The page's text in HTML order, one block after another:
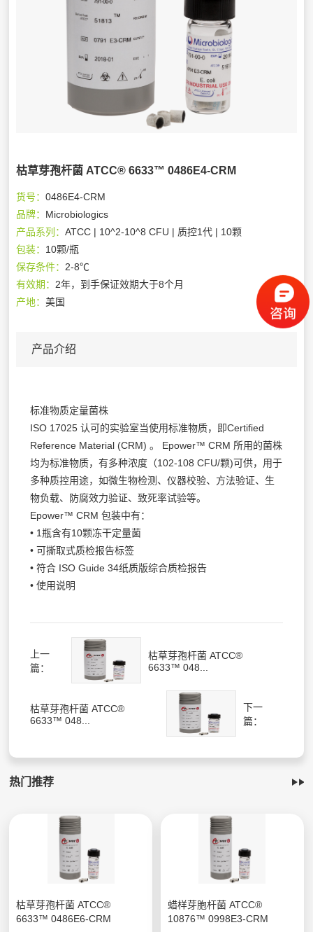
枯草芽孢杆菌 ATCC® 6633™ 0486E4-CRM
货号：0486E4-CRM
品牌： Microbiologics
产品系列：ATCC | 10^2-10^8 CFU | 质控1代 | 10颗
包装： 10颗/瓶
保存条件： 2-8℃
有效期： 2年，到手保证效期大于8个月
产地：美国
产品介绍
标准物质定量菌株
ISO 17025 认可的实验室当使用标准物质，即Certified
Reference Material (CRM) 。 Epower™ CRM 所用的菌株
均为标准物质，有多种浓度（102-108 CFU/颗)可供，用于
多种质控用途，如微生物检测、仪器校验、方法验证、生
物负载、防腐效力验证、致死率试验等。
Epower™ CRM 包装中有：
• 1瓶含有10颗冻干定量菌
• 可撕取式质检报告标签
• 符合 ISO Guide 34纸质版综合质检报告
• 使用说明
上一
篇：
枯草芽孢杆菌 ATCC®
6633™ 048...
枯草芽孢杆菌 ATCC®
6633™ 048...
下一
篇：
热门推荐
枯草芽孢杆菌 ATCC®
6633™ 0486E6-CRM
蜡样芽胞杆菌 ATCC®
10876™ 0998E3-CRM